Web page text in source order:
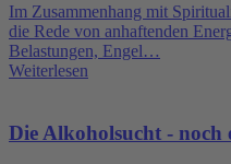
Im Zusammenhang mit
die Rede von anhaftenden
Belastungen, Engel…
Weiterlesen
Die Alkoholsucht -